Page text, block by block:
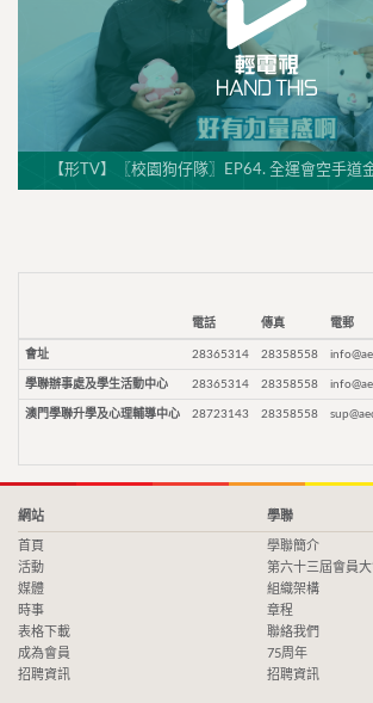
【形TV】〖校園狗仔隊〗EP64. 全運會空手道
電話 傳真 電郵
會址 28365314 28358558
學聯辦事處及學生活動中心 28365314 28358558
澳門學聯升學及心理輔導中心 28723143 28358558
網站
首頁
活動
媒體
時事
表格下載
成為會員
招聘資訊
學聯
學聯簡介
第六十三屆會員
組織架構
章程
聯絡我們
75周年
招聘資訊